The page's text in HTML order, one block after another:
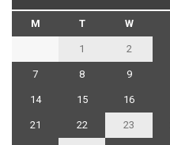
M T W
1 2
7 8 9
14 15 16
21 22 23